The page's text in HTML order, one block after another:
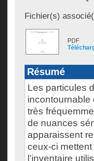
Fichier(s)
PDF
Résumé
Les particules
incontournable
très
de nuances
apparaissent
ceux-ci
l’inventaire